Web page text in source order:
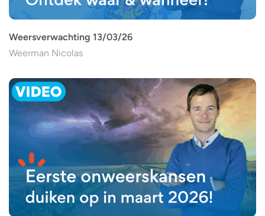
Weersverwachting 13/03/26
Weerman Nicolas